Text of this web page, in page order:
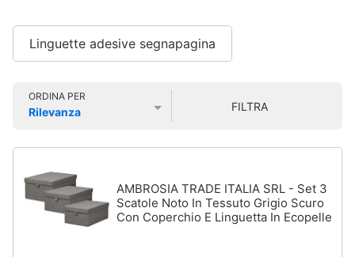
home
Videogiochi
e
musica
Clima
Linguette adesive segnapagina
ORDINA PER
Rilevanza
FILTRA
AMBROSIA TRADE ITALIA SRL - Set 3
Scatole Noto In Tessuto Grigio Scuro
Con Coperchio E Linguetta In Ecopelle